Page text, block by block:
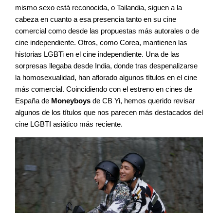
mismo sexo está reconocida, o Tailandia, siguen a la
cabeza en cuanto a esa presencia tanto en su cine
comercial como desde las propuestas más autorales o de
cine independiente. Otros, como Corea, mantienen las
historias LGBTi en el cine independiente. Una de las
sorpresas llegaba desde India, donde tras despenalizarse
la homosexualidad, han aflorado algunos títulos en el cine
más comercial. Coincidiendo con el estreno en cines de
España de Moneyboys de CB Yi, hemos querido revisar
algunos de los títulos que nos parecen más destacados del
cine LGBTI asiático más reciente.
©2026 COPYRIGHT FLOTHEMES